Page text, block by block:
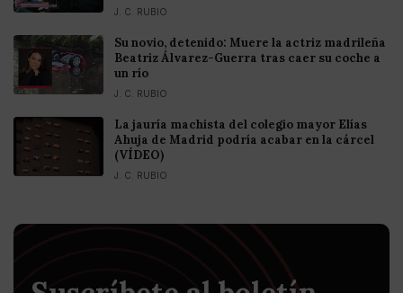
J. C. RUBIO
Su novio, detenido: Muere la actriz madrileña
Beatriz Álvarez-Guerra tras caer su coche a
un río
J. C. RUBIO
La jauría machista del colegio mayor Elías
Ahuja de Madrid podría acabar en la cárcel
(VÍDEO)
J. C. RUBIO